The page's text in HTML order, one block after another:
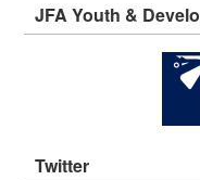
JFA Youth &
Twitter